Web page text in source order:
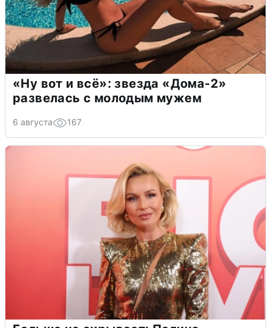
«Ну вот и всё»: звезда «Дома-2»
развелась с молодым мужем
6 августа 167